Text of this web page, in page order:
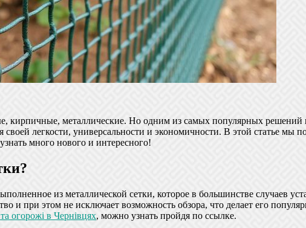
кирпичные, металлические. Но одним из самых популярных решений
своей легкости, универсальности и экономичности. В этой статье
много нового и интересного!
из металлической сетки, которое в большинстве случаев
и при этом не исключает возможность обзора, что делает его
та огорожі в Чернівцях, можно узнать пройдя по ссылке.